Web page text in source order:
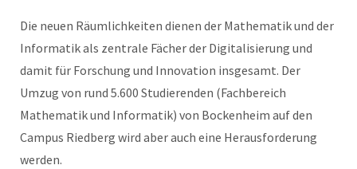
Die neuen Räumlichkeiten dienen der Mathematik und der
Informatik als zentrale Fächer der Digitalisierung und
damit für Forschung und Innovation insgesamt. Der
Umzug von rund 5.600 Studierenden (Fachbereich
Mathematik und Informatik) von Bockenheim auf den
Campus Riedberg wird aber auch eine Herausforderung
werden.